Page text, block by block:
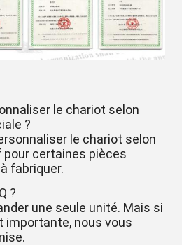
le chariot selon
?
le chariot selon
certaines pièces
fabriquer.
?
une seule unité. Mais si
nous vous